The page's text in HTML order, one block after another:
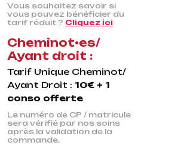
Vous souhaitez savoir si
vous pouvez bénéficier du
tarif réduit ? Cliquez ici
Cheminot•es/
Ayant droit :
Tarif Unique Cheminot/
Ayant Droit : 10€ + 1
conso offerte
Le numéro de CP / matricule
sera vérifié par nos soins
après la validation de la
commande.